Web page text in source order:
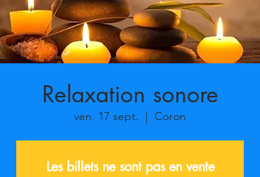
Relaxation sonore
ven. 17 sept.
  |
Coron
Les billets ne sont pas en vente